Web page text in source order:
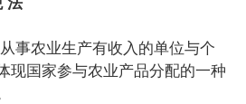
农业生产有收入的单位与个
现国家参与农业产品分配的一种